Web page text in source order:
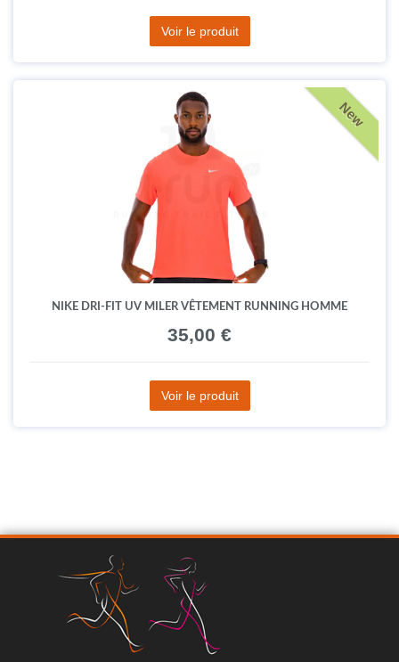
Voir le produit
New
NIKE DRI-FIT UV MILER VÊTEMENT RUNNING HOMME
35,00 €
Voir le produit